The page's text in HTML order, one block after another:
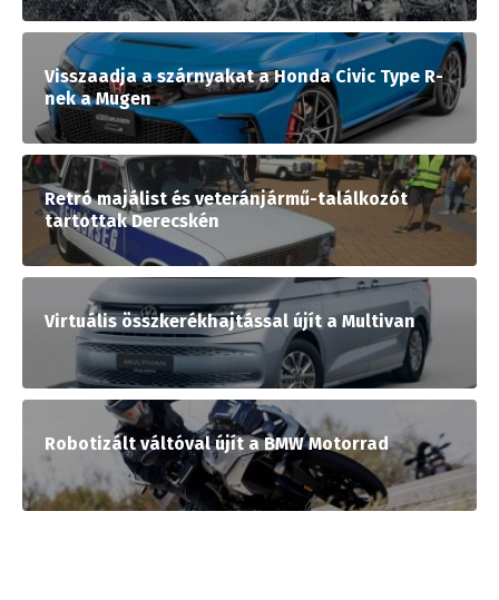
Visszaadja a szárnyakat a Honda Civic Type R-
nek a Mugen
Retró majálist és veteránjármű-találkozót
tartottak Derecskén
Virtuális összkerékhajtással újít a Multivan
Robotizált váltóval újít a BMW Motorrad